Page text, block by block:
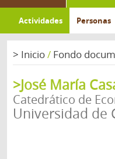
Actividades Personas
> Inicio/ Fondo
>José María
Catedrático de
Universidad de